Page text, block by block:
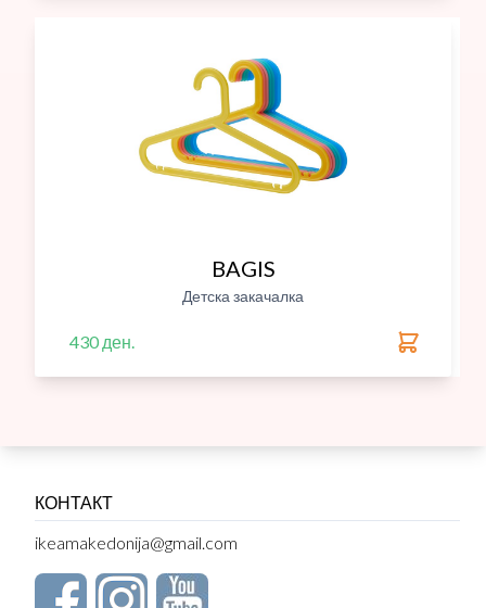
BAGIS
Детска закачалка
430 ден.
КОНТАКТ
ikeamakedonija@gmail.com